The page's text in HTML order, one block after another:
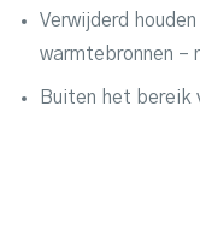
Verwijderd
warmtebronnen –
Buiten het bereik